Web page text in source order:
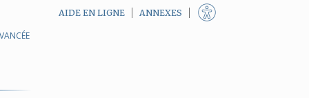
AIDE EN LIGNE ANNEXES